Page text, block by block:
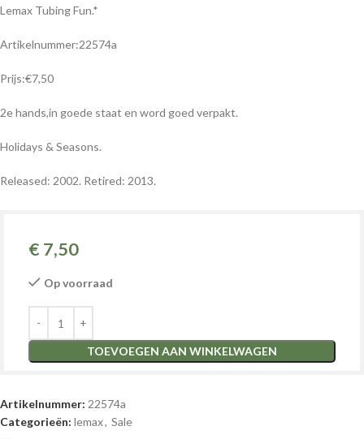
Lemax Tubing Fun.*
Artikelnummer:22574a
Prijs:€7,50
2e hands,in goede staat en word goed verpakt.
Holidays & Seasons.
Released: 2002. Retired: 2013.
€ 7,50
Op voorraad
TOEVOEGEN AAN WINKELWAGEN
Artikelnummer: 22574a
Categorieën: lemax, Sale